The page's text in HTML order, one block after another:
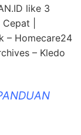
like 3
|
– Homecare24
– Kledo